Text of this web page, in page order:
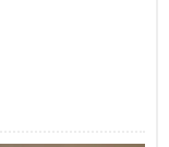
那須川天心にボ